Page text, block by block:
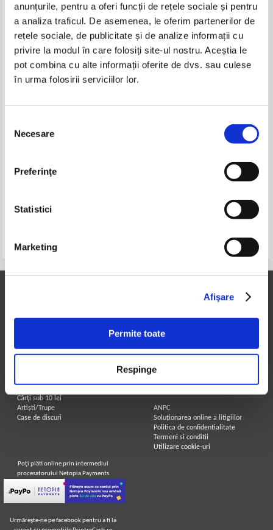
anunțurile, pentru a oferi funcții de rețele sociale și pentru
a analiza traficul. De asemenea, le oferim partenerilor de
rețele sociale, de publicitate și de analize informații cu
privire la modul în care folosiți site-ul nostru. Aceștia le
pot combina cu alte informații oferite de dvs. sau culese
în urma folosirii serviciilor lor.
consimțământului
Necesare
Preferinţe
Statistici
Marketing
Afişare
Permite toate
Respinge
Carti Livia sandru
anotimpurilor
Livia Sandru - Cat traiesti inveti
Pagina: 1
Arhivă carți
Colecții
Cărţi sub 10 lei
Artiști/Trupe
Case de discuri
Achizitii viniluri, casete, CD/DVD
Contact
Politica de livrare
Angajari - Cariere
ANPC
Soluționarea online a litigiilor
Politica de confidentialitate
Termeni si conditii
Utilizare cookie-uri
Poţi plăti online prin intermediul
procesatorului Netopia Payments
Urmăreşte-ne pe facebook pentru a fi la